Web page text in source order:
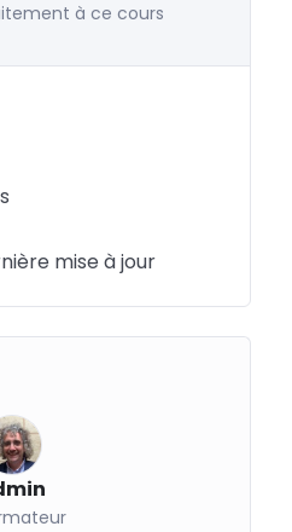
à ce cours
mise à jour